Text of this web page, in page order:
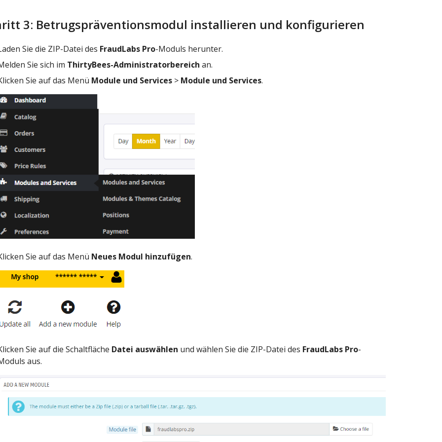
3: Betrugspräventionsmodul installieren und konfigurieren
Sie die ZIP-Datei des FraudLabs Pro-Moduls herunter.
Sie sich im ThirtyBees-Administratorbereich an.
Sie auf das Menü Module und Services > Module und Services.
Sie auf das Menü Neues Modul hinzufügen.
Sie auf die Schaltfläche Datei auswählen und wählen Sie die ZIP-Datei des FraudLabs Pro-
aus.